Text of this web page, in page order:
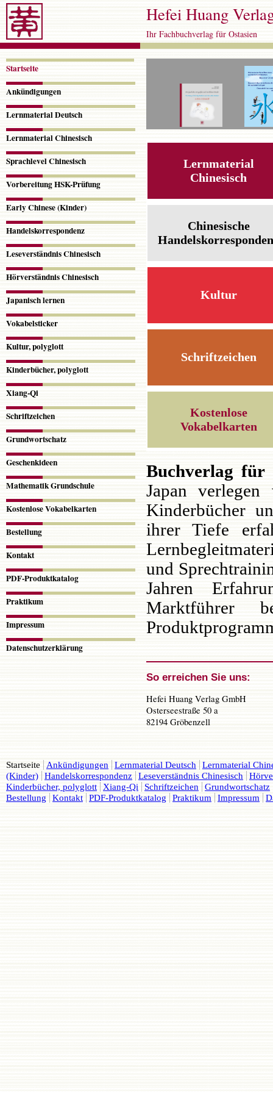
Hefei Huang
Ihr Fachbuchverlag für Ostasien
Lernmaterial
Chinesisch
Chinesische
Kultur
Schriftzeichen
Kostenlose
Vokabelkarten
Buchverlag für
Japan verlegen
Kinderbücher
ihrer Tiefe
und
Jahren
Marktführer
So erreichen Sie uns:
Hefei Huang Verlag GmbH
Osterseestraße 50 a
82194 Gröbenzell
überspringen
Startseite
Ankündigungen
Lernmaterial Deutsch
Lernmaterial Chinesisch
Sprachlevel Chinesisch
Vorbereitung HSK-Prüfung
Early Chinese (Kinder)
Handelskorrespondenz
Leseverständnis Chinesisch
Hörverständnis Chinesisch
Japanisch lernen
Vokabelsticker
Kultur, polyglott
Kinderbücher, polyglott
Xiang-Qi
Schriftzeichen
Grundwortschatz
Geschenkideen
Mathematik Grundschule
Kostenlose Vokabelkarten
Bestellung
Kontakt
PDF-Produktkatalog
Praktikum
Impressum
Datenschutzerklärung
Navigation
überspringen
Startseite Ankündigungen Lernmaterial Deutsch
Lernmaterial
(Kinder)
Handelskorrespondenz Leseverständnis Chinesisch
Kinderbücher, polyglott
Xiang-Qi Schriftzeichen
Grundwortschatz
Bestellung
Kontakt PDF-Produktkatalog Praktikum Impressum